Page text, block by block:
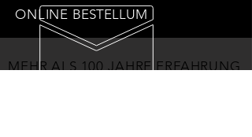
ONLINE BESTELLUM
MEHR ALS 100 JAHRE ERFAHRUNG